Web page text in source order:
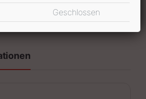
Geschlossen